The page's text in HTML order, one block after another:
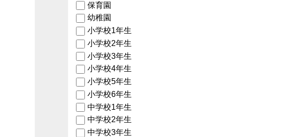
保育園
幼稚園
小学校1年生
小学校2年生
小学校3年生
小学校4年生
小学校5年生
小学校6年生
中学校1年生
中学校2年生
中学校3年生